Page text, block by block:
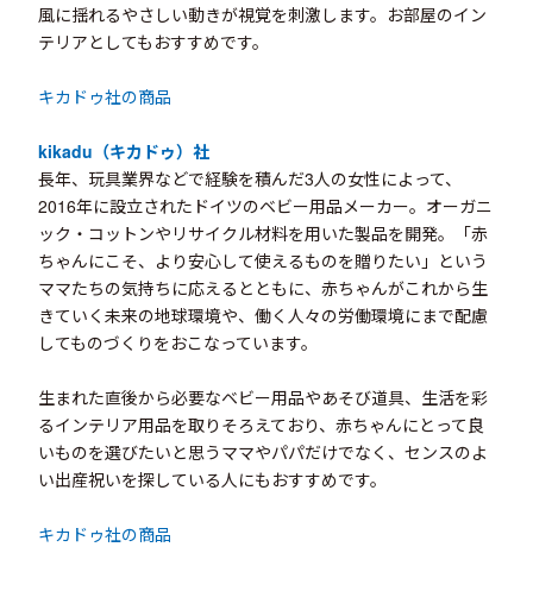
風に揺れるやさしい動きが視覚を刺激します。お部屋のイン
テリアとしてもおすすめです。
キカドゥ社の商品
kikadu（キカドゥ）社
長年、玩具業界などで経験を積んだ3人の女性によって、
2016年に設立されたドイツのベビー用品メーカー。オーガニ
ック・コットンやリサイクル材料を用いた製品を開発。「赤
ちゃんにこそ、より安心して使えるものを贈りたい」という
ママたちの気持ちに応えるとともに、赤ちゃんがこれから生
きていく未来の地球環境や、働く人々の労働環境にまで配慮
してものづくりをおこなっています。
生まれた直後から必要なベビー用品やあそび道具、生活を彩
るインテリア用品を取りそろえており、赤ちゃんにとって良
いものを選びたいと思うママやパパだけでなく、センスのよ
い出産祝いを探している人にもおすすめです。
キカドゥ社の商品